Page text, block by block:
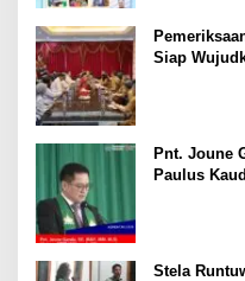
Siap
Pnt. Joune
Paulus
Stela